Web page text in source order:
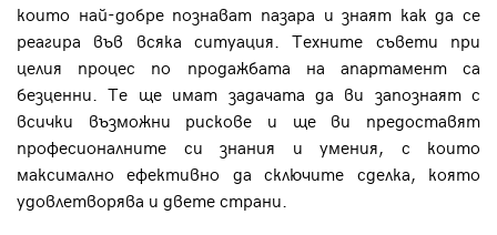
които най-добре познават пазара и знаят как да се
реагира във всяка ситуация. Техните съвети при
целия процес по продажбата на апартамент са
безценни. Те ще имат задачата да ви запознаят с
всички възможни рискове и ще ви предоставят
професионалните си знания и умения, с които
максимално ефективно да сключите сделка, която
удовлетворява и двете страни.